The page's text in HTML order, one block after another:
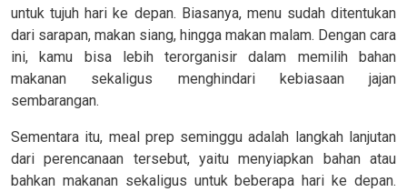
untuk tujuh hari ke depan. Biasanya, menu sudah ditentukan
dari sarapan, makan siang, hingga makan malam. Dengan cara
ini, kamu bisa lebih terorganisir dalam memilih bahan
makanan sekaligus menghindari kebiasaan jajan
sembarangan.
Sementara itu, meal prep seminggu adalah langkah lanjutan
dari perencanaan tersebut, yaitu menyiapkan bahan atau
bahkan makanan sekaligus untuk beberapa hari ke depan.